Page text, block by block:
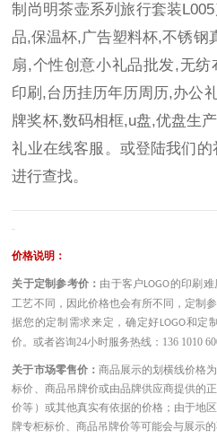
制尚明茶壶系列旅行套装
品,保温杯,广告塑料杯,不锈钢
扇,个性创意小礼品批发,无
印刷,台历挂历年历周历,办公
牌奖杯,数码相框,u盘,优盘生
礼业在线客服。或登陆我们的
进行查找。
-
价格说明：
关于定制参考价： 由于客户LOGO的印刷难
工艺不同，因此价格也会有所不同，定制
据您的定制需求来定，确定好 LOGO和定
价。或者咨询24小时服务热线：136 1010
关于市场零售价： 商品展示的划横线价格
标价、商品吊牌价或由品牌供应商提供的
价等）或其他真实有依据的价格；由于地
牌专柜标价、商品吊牌价等可能会与展示